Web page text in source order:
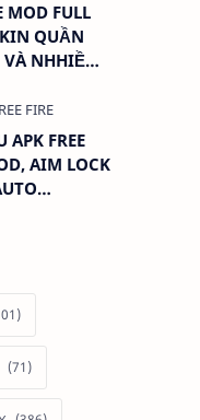
MOD FULL
QUẦN
VÀ NHHIỀU
FREE
AIM LOCK